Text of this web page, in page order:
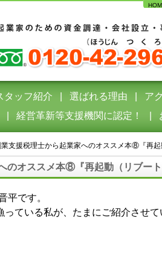
タッフ紹介 選ばれる理由 ア
経営革新等支援機関に認定！
支援税理士から起業家へのオススメ本⑧『再起
へのオススメ本⑧『再起動（リ
平です。
ている私が、たまにご紹介させて